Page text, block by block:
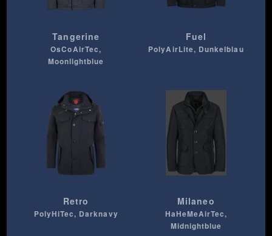
Tangerine
OsCoAirTec,
Moonlightblue
Fuel
PolyAirLite, Dunkelblau
Retro
PolyHiTec, Darknavy
Milaneo
HaHeMeAirTec,
Midnightblue